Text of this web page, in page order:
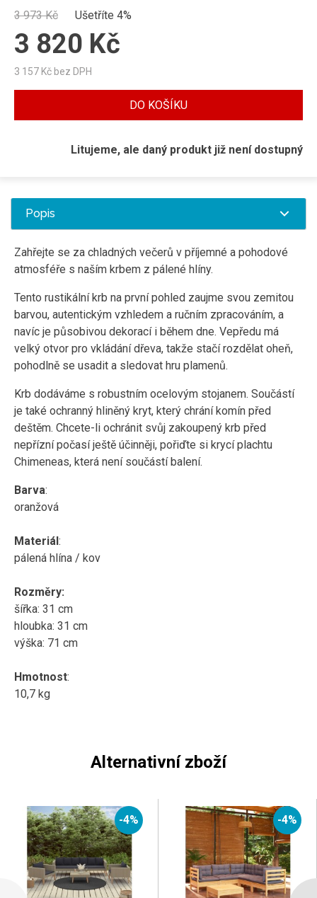
3 973Kč Ušetříte 4%
3 820 Kč
3 157 Kč bez DPH
DO KOŠÍKU
Litujeme, ale daný produkt již není dostupný
Popis
Zahřejte se za chladných večerů v příjemné a pohodové
atmosféře s naším krbem z pálené hlíny.
Tento rustikální krb na první pohled zaujme svou zemitou
barvou, autentickým vzhledem a ručním zpracováním, a
navíc je působivou dekorací i během dne. Vepředu má
velký otvor pro vkládání dřeva, takže stačí rozdělat oheň,
pohodlně se usadit a sledovat hru plamenů.
Krb dodáváme s robustním ocelovým stojanem. Součástí
je také ochranný hliněný kryt, který chrání komín před
deštěm. Chcete-li ochránit svůj zakoupený krb před
nepřízní počasí ještě účinněji, pořiďte si krycí plachtu
Chimeneas, která není součástí balení.
Barva:
oranžová
Materiál:
pálená hlína / kov
Rozměry:
šířka: 31 cm
hloubka: 31 cm
výška: 71 cm
Hmotnost:
10,7 kg
Alternativní zboží
-4% -4%